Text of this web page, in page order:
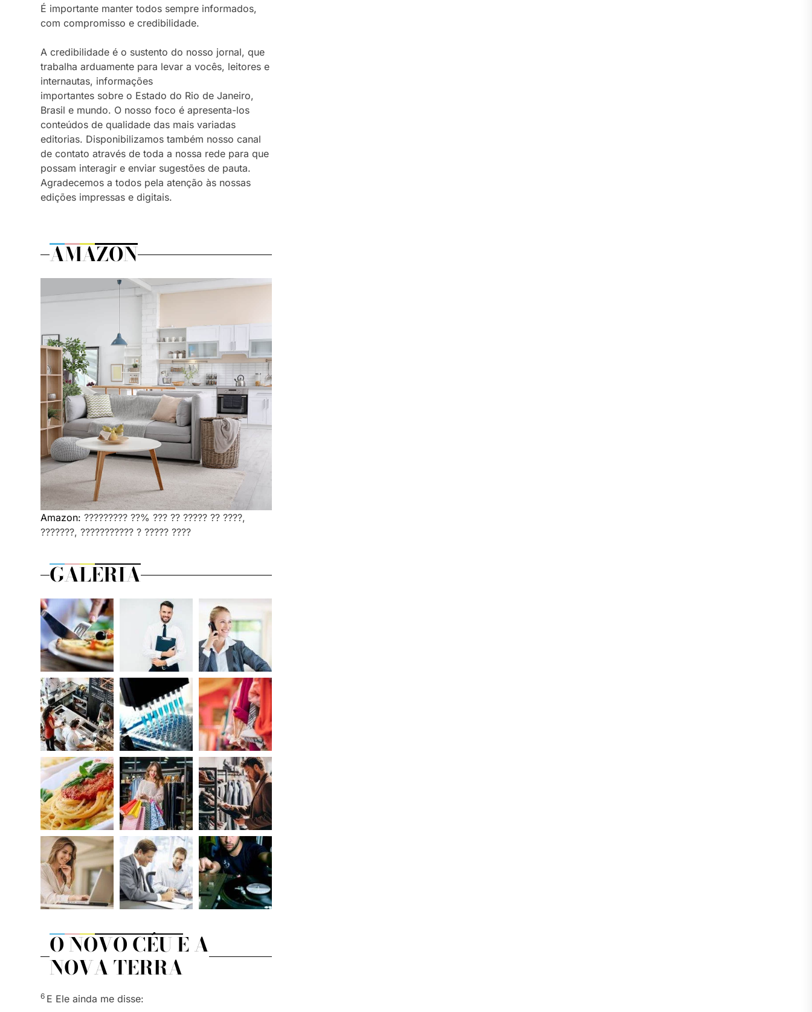
É importante manter todos sempre informados,
com compromisso e credibilidade.
A credibilidade é o sustento do nosso jornal, que
trabalha arduamente para levar a vocês, leitores e
internautas, informações
importantes sobre o Estado do Rio de Janeiro,
Brasil e mundo. O nosso foco é apresenta-los
conteúdos de qualidade das mais variadas
editorias. Disponibilizamos também nosso canal
de contato através de toda a nossa rede para que
possam interagir e enviar sugestões de pauta.
Agradecemos a todos pela atenção às nossas
edições impressas e digitais.
AMAZON
Amazon: ????????? ??% ??? ?? ????? ?? ????,
???????, ??????????? ? ????? ????
GALERIA
O NOVO CÉU E A
NOVA TERRA
6 E Ele ainda me disse: